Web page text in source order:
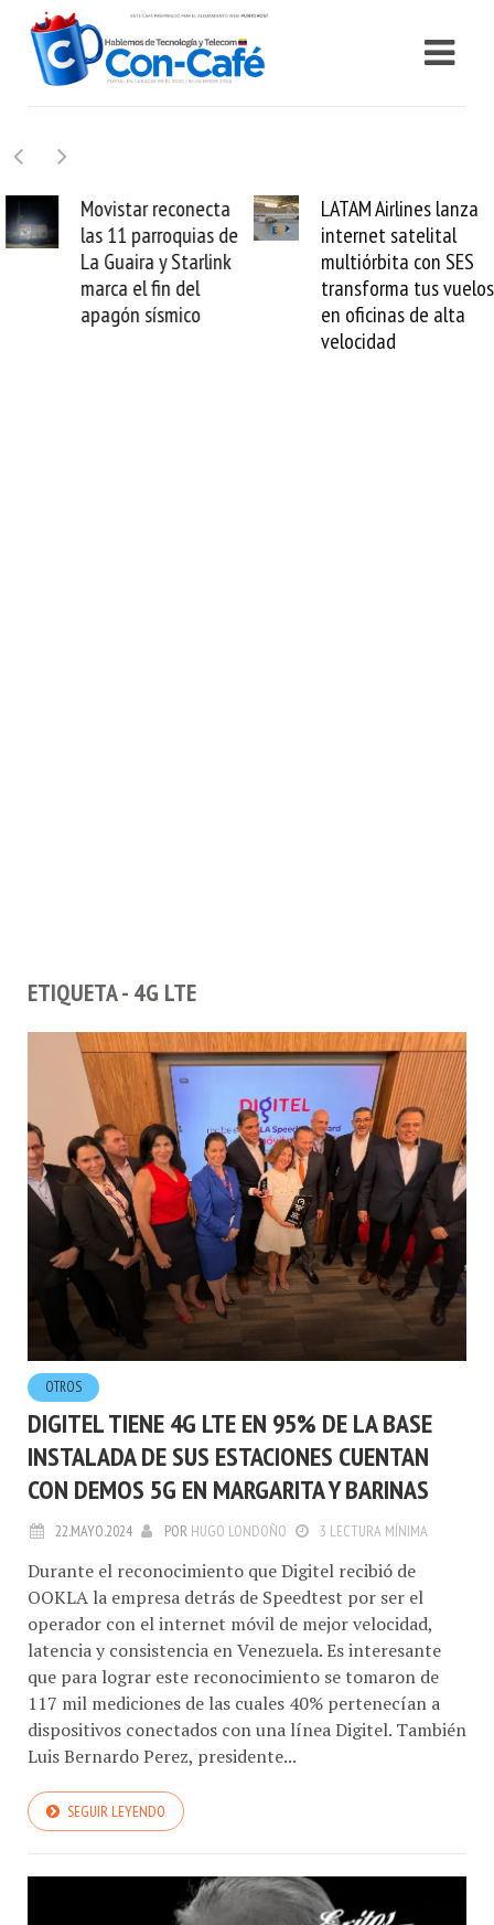
Movistar reconecta
las 11 parroquias de
La Guaira y Starlink
marca el fin del
apagón sísmico
LATAM Airlines lanza
internet satelital
multiórbita con SES
transforma tus vuelos
en oficinas de alta
velocidad
ETIQUETA - 4G LTE
OTROS
DIGITEL TIENE 4G LTE EN 95% DE LA BASE
INSTALADA DE SUS ESTACIONES CUENTAN
CON DEMOS 5G EN MARGARITA Y BARINAS
22.MAYO.2024 POR HUGO LONDOÑO 3 LECTURA MÍNIMA
Durante el reconocimiento que Digitel recibió de
OOKLA la empresa detrás de Speedtest por ser el
operador con el internet móvil de mejor velocidad,
latencia y consistencia en Venezuela. Es interesante
que para lograr este reconocimiento se tomaron de
117 mil mediciones de las cuales 40% pertenecían a
dispositivos conectados con una línea Digitel. También
Luis Bernardo Perez, presidente...
SEGUIR LEYENDO